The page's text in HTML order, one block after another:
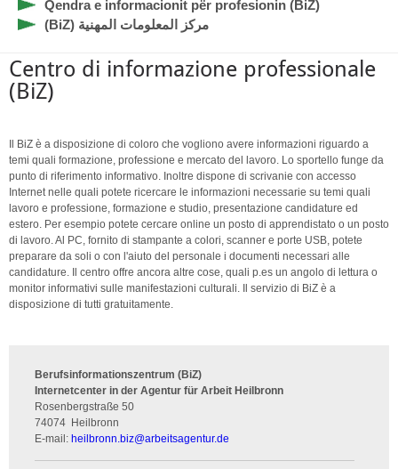
Qendra e informacionit për profesionin (BiZ)
(BiZ) مركز المعلومات المهنية
Centro di informazione professionale
(BiZ)
Il BiZ è a disposizione di coloro che vogliono avere informazioni riguardo a
temi quali formazione, professione e mercato del lavoro. Lo sportello funge da
punto di riferimento informativo. Inoltre dispone di scrivanie con accesso
Internet nelle quali potete ricercare le informazioni necessarie su temi quali
lavoro e professione, formazione e studio, presentazione candidature ed
estero. Per esempio potete cercare online un posto di apprendistato o un posto
di lavoro. Al PC, fornito di stampante a colori, scanner e porte USB, potete
preparare da soli o con l'aiuto del personale i documenti necessari alle
candidature. Il centro offre ancora altre cose, quali p.es un angolo di lettura o
monitor informativi sulle manifestazioni culturali. Il servizio di BiZ è a
disposizione di tutti gratuitamente.
Berufsinformationszentrum (BiZ)
Internetcenter in der Agentur für Arbeit Heilbronn
Rosenbergstraße 50
74074 Heilbronn
E-mail: heilbronn.biz@arbeitsagentur.de